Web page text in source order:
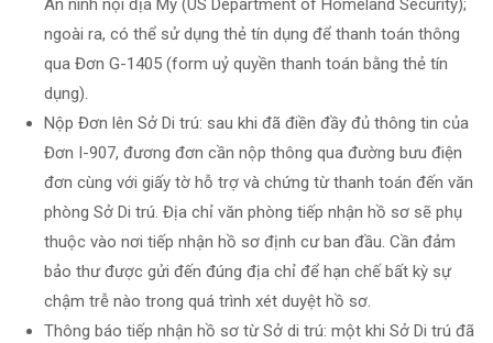
An ninh nội địa Mỹ (US Department of Homeland Security);
ngoài ra, có thể sử dụng thẻ tín dụng để thanh toán thông
qua Đơn G-1405 (form uỷ quyền thanh toán bằng thẻ tín
dụng).
Nộp Đơn lên Sở Di trú: sau khi đã điền đầy đủ thông tin của
Đơn I-907, đương đơn cần nộp thông qua đường bưu điện
đơn cùng với giấy tờ hỗ trợ và chứng từ thanh toán đến văn
phòng Sở Di trú. Địa chỉ văn phòng tiếp nhận hồ sơ sẽ phụ
thuộc vào nơi tiếp nhận hồ sơ định cư ban đầu. Cần đảm
bảo thư được gửi đến đúng địa chỉ để hạn chế bất kỳ sự
chậm trễ nào trong quá trình xét duyệt hồ sơ.
Thông báo tiếp nhận hồ sơ từ Sở di trú: một khi Sở Di trú đã